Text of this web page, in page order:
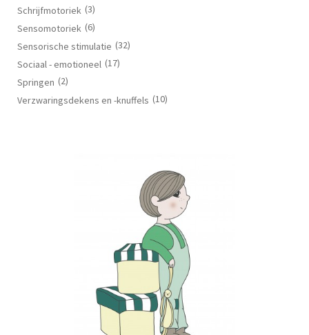
Schrijfmotoriek (3)
Sensomotoriek (6)
Sensorische stimulatie (32)
Sociaal - emotioneel (17)
Springen (2)
Verzwaringsdekens en -knuffels (10)